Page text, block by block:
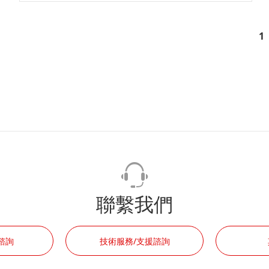
1
聯繫我們
詢 技術服務/支援諮詢